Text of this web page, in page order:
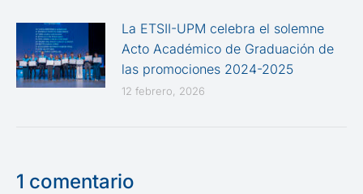
La ETSII-UPM celebra el solemne
Acto Académico de Graduación de
las promociones 2024-2025
12 febrero, 2026
1 comentario